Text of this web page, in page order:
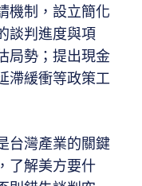
機制，設立簡化
談判進度與項
局勢；提出現金
滯緩衝等政策工
台灣產業的關鍵
了解美方要什